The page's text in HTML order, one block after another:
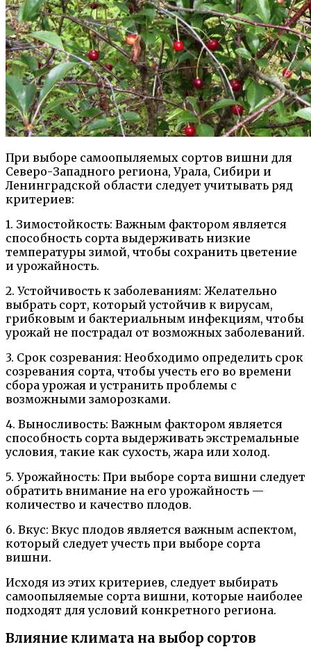
При выборе самоопыляемых сортов вишни для
Северо-Западного региона, Урала, Сибири и
Ленинградской области следует учитывать ряд
критериев:
1. Зимостойкость: Важным фактором является
способность сорта выдерживать низкие
температуры зимой, чтобы сохранить цветение
и урожайность.
2. Устойчивость к заболеваниям: Желательно
выбрать сорт, который устойчив к вирусам,
грибковым и бактериальным инфекциям, чтобы
урожай не пострадал от возможных заболеваний.
3. Срок созревания: Необходимо определить срок
созревания сорта, чтобы учесть его во времени
сбора урожая и устранить проблемы с
возможными заморозками.
4. Выносливость: Важным фактором является
способность сорта выдерживать экстремальные
условия, такие как сухость, жара или холод.
5. Урожайность: При выборе сорта вишни следует
обратить внимание на его урожайность —
количество и качество плодов.
6. Вкус: Вкус плодов является важным аспектом,
который следует учесть при выборе сорта
вишни.
Исходя из этих критериев, следует выбирать
самоопыляемые сорта вишни, которые наиболее
подходят для условий конкретного региона.
Влияние климата на выбор сортов